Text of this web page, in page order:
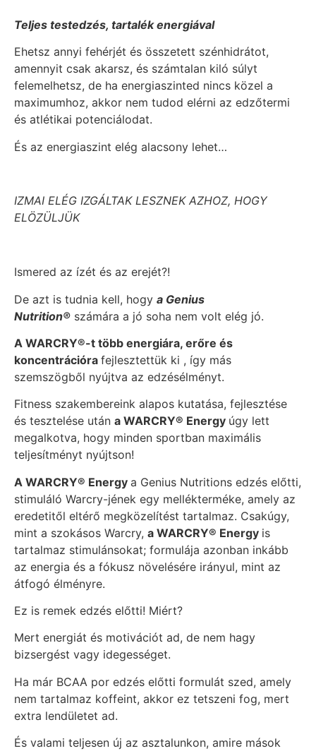
Teljes testedzés, tartalék energiával
Ehetsz annyi fehérjét és összetett szénhidrátot,
amennyit csak akarsz, és számtalan kiló súlyt
felemelhetsz, de ha energiaszinted nincs közel a
maximumhoz, akkor nem tudod elérni az edzőtermi
és atlétikai potenciálodat.
És az energiaszint elég alacsony lehet…
IZMAI ELÉG IZGÁLTAK LESZNEK AZHOZ, HOGY
ELÖZÜLJÜK
Ismered az ízét és az erejét?!
De azt is tudnia kell, hogy a Genius
Nutrition® számára a jó soha nem volt elég jó.
A WARCRY®-t több energiára, erőre és
koncentrációra fejlesztettük ki , így más
szemszögből nyújtva az edzésélményt.
Fitness szakembereink alapos kutatása, fejlesztése
és tesztelése után a WARCRY® Energy úgy lett
megalkotva, hogy minden sportban maximális
teljesítményt nyújtson!
A WARCRY® Energy a Genius Nutritions edzés előtti,
stimuláló Warcry-jének egy mellékterméke, amely az
eredetitől eltérő megközelítést tartalmaz. Csakúgy,
mint a szokásos Warcry, a WARCRY® Energy is
tartalmaz stimulánsokat; formulája azonban inkább
az energia és a fókusz növelésére irányul, mint az
átfogó élményre.
Ez is remek edzés előtti! Miért?
Mert energiát és motivációt ad, de nem hagy
bizsergést vagy idegességet.
Ha már BCAA por edzés előtti formulát szed, amely
nem tartalmaz koffeint, akkor ez tetszeni fog, mert
extra lendületet ad.
És valami teljesen új az asztalunkon, amire mások